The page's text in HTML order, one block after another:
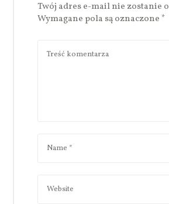
Twój adres e-mail nie zostanie
Wymagane pola są oznaczone *